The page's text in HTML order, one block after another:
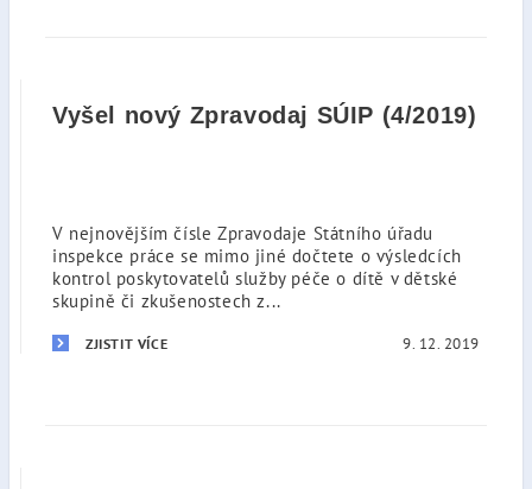
Vyšel nový Zpravodaj SÚIP (4/2019)
V nejnovějším čísle Zpravodaje Státního úřadu
inspekce práce se mimo jiné dočtete o výsledcích
kontrol poskytovatelů služby péče o dítě v dětské
skupině či zkušenostech z...
ZJISTIT VÍCE 9. 12. 2019